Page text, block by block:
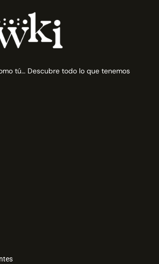
tú… Descubre todo lo que tenemos